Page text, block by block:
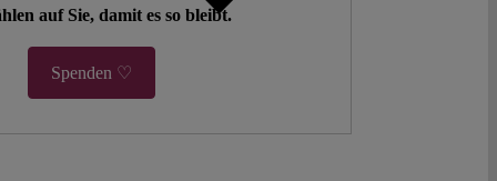
auf Sie, damit es so bleibt.
Spenden ♡